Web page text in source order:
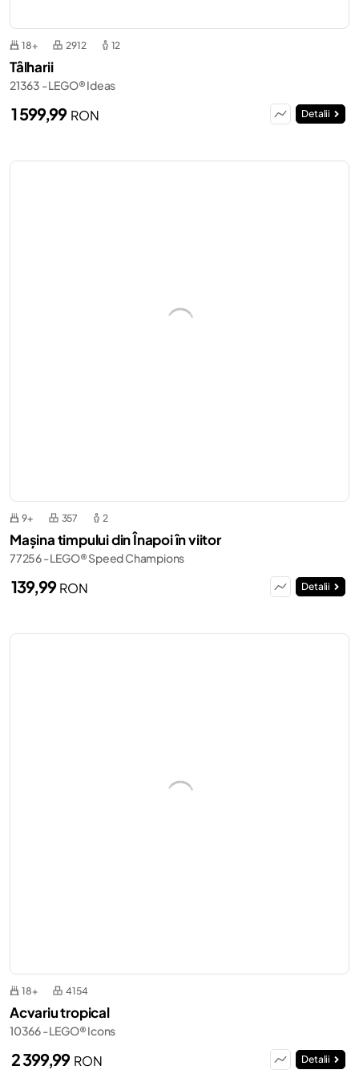
18+ 2912 12
Tâlharii
21363 - LEGO® Ideas
1 599,99 RON Detalii
9+ 357 2
Mașina timpului din Înapoi în viitor
77256 - LEGO® Speed Champions
139,99RON Detalii
18+ 4154
Acvariu tropical
10366 - LEGO® Icons
2 399,99 RON Detalii